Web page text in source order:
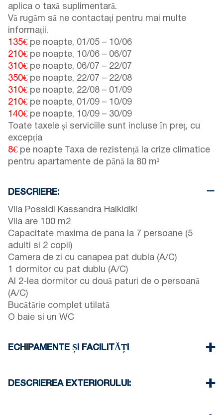
aplica o taxă suplimentară.
Vă rugăm să ne contactați pentru mai multe
informații.
135€ pe noapte, 01/05 – 10/06
210€ pe noapte, 10/06 – 06/07
310€ pe noapte, 06/07 – 22/07
350€ pe noapte, 22/07 – 22/08
310€ pe noapte, 22/08 – 01/09
210€ pe noapte, 01/09 – 10/09
140€ pe noapte, 10/09 – 30/09
Toate taxele și serviciile sunt incluse în preț, cu
excepția
8€ pe noapte Taxa de rezistență la crize climatice
pentru apartamente de până la 80 m²
DESCRIERE:
Vila Possidi Kassandra Halkidiki
Vila are 100 m2
Capacitate maxima de pana la 7 persoane (5
adulti si 2 copii)
Camera de zi cu canapea pat dubla (A/C)
1 dormitor cu pat dublu (A/C)
Al 2-lea dormitor cu două paturi de o persoană
(A/C)
Bucătărie complet utilată
O baie si un WC
ECHIPAMENTE ȘI FACILITĂȚI
Trei aparate de aer condiționat
DESCRIEREA EXTERIORULUI: